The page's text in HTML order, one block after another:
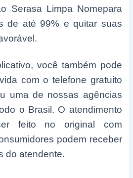
Serasa Limpa Nomepara
de até 99% e quitar suas
você também pode
com o telefone gratuito
uma de nossas agências
o Brasil. O atendimento
feito no original com
podem receber
do atendente.